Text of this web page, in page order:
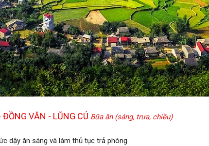
VĂN - LŨNG CÚ Bữa ăn (sáng, trưa, chiều)
dậy ăn sáng và làm thủ tục trả phòng.